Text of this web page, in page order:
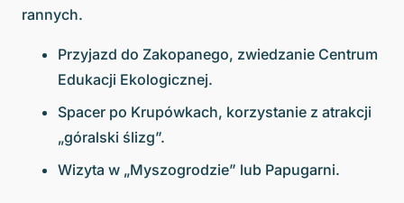
rannych.
Przyjazd do Zakopanego, zwiedzanie Centrum
Edukacji Ekologicznej.
Spacer po Krupówkach, korzystanie z atrakcji
„góralski ślizg”.
Wizyta w „Myszogrodzie” lub Papugarni.